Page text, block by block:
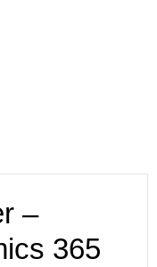
–
365